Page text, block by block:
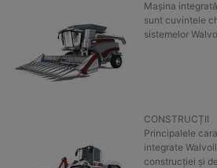
Mașina
sunt cuvintele
sistemelor
CONSTRUCȚII
Principalele
integrate
construcției și